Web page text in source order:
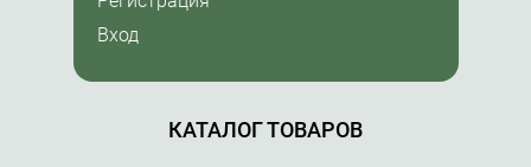
КАТАЛОГ ТОВАРОВ
Вход